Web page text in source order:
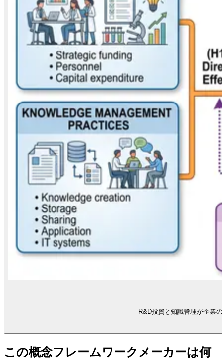
R&D投資と知識管理が企業
この概念フレームワークメーカーは何